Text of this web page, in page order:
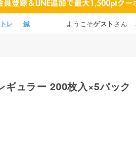
施術ベッド・マクラ
レ 鍼 ようこそゲスト さん
ギュラー 200枚入×5パック
施術ベッド・マクラ
事務用品・日用品